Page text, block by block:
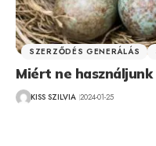
SZERZŐDÉS GENERÁLÁS
Miért ne
KISS SZILVIA 2024-01-25